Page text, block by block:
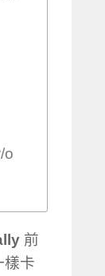
o
前
樣卡